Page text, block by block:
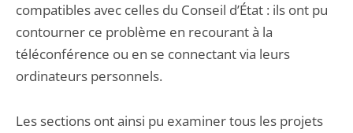
compatibles avec celles du Conseil d’État : ils ont pu
contourner ce problème en recourant à la
téléconférence ou en se connectant via leurs
ordinateurs personnels.
Les sections ont ainsi pu examiner tous les projets